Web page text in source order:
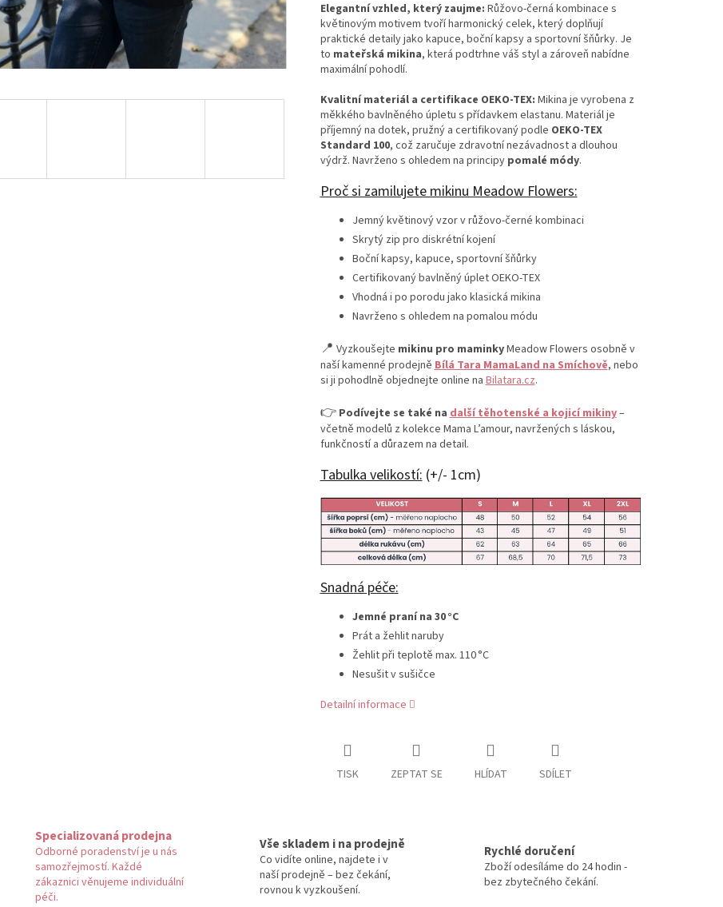
Elegantní vzhled, který zaujme: Růžovo-černá kombinace s
květinovým motivem tvoří harmonický celek, který doplňují
praktické detaily jako kapuce, boční kapsy a sportovní šňůrky. Je
to mateřská mikina, která podtrhne váš styl a zároveň nabídne
maximální pohodlí.
Kvalitní materiál a certifikace OEKO-TEX: Mikina je vyrobena z
měkkého bavlněného úpletu s přídavkem elastanu. Materiál je
příjemný na dotek, pružný a certifikovaný podle OEKO-TEX
Standard 100, což zaručuje zdravotní nezávadnost a dlouhou
výdrž. Navrženo s ohledem na principy pomalé módy.
Proč si zamilujete mikinu Meadow Flowers:
Jemný květinový vzor v růžovo-černé kombinaci
Skrytý zip pro diskrétní kojení
Boční kapsy, kapuce, sportovní šňůrky
Certifikovaný bavlněný úplet OEKO-TEX
Vhodná i po porodu jako klasická mikina
Navrženo s ohledem na pomalou módu
📍 Vyzkoušejte mikinu pro maminkyMeadow Flowers osobně v
naší kamenné prodejněBílá Tara MamaLand na Smíchově, nebo
si ji pohodlně objednejte online naBilatara.cz.
👉 Podívejte se také nadalší těhotenské a kojicí mikiny–
včetně modelů z kolekce Mama L’amour, navržených s láskou,
funkčností a důrazem na detail.
Tabulka velikostí:(+/- 1cm)
Snadná péče:
Jemné praní na 30 °C
Prát a žehlit naruby
Žehlit při teplotě max. 110 °C
Nesušit v sušičce
Detailní informace
TISK ZEPTAT SE HLÍDAT SDÍLET
Specializovaná prodejna
Odborné poradenství je u nás
samozřejmostí. Každé
zákaznici věnujeme individuální
péči.
Vše skladem i na prodejně
Co vidíte online, najdete i v
naší prodejně – bez čekání,
rovnou k vyzkoušení.
Rychlé doručení
Zboží odesíláme do 24 hodin -
bez zbytečného čekání.